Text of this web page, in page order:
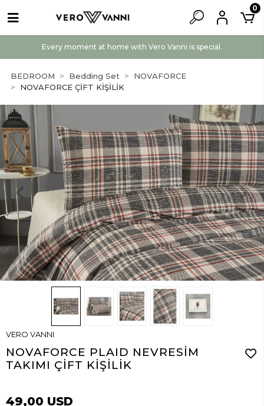
Every moment at home with Vero Vanni is special.
0
BEDROOM Bedding Set
NOVAFORCE
NOVAFORCE ÇİFT KİŞİLİK
VERO VANNI
NOVAFORCE PLAID NEVRESİM
TAKIMI ÇİFT KİŞİLİK
49,00 USD